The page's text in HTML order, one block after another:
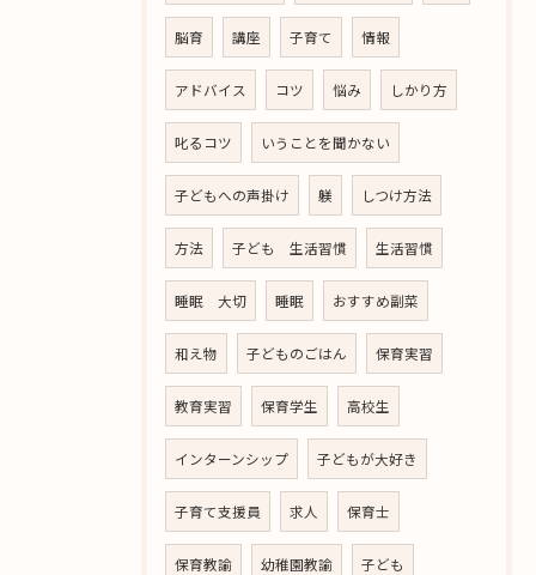
脳育 講座 子育て 情報
アドバイス コツ 悩み しかり方
叱るコツ いうことを聞かない
子どもへの声掛け 躾 しつけ方法
方法 子ども 生活習慣 生活習慣
睡眠 大切 睡眠 おすすめ副菜
和え物 子どものごはん 保育実習
教育実習 保育学生 高校生
インターンシップ 子どもが大好き
子育て支援員 求人 保育士
保育教諭 幼稚園教諭 子ども